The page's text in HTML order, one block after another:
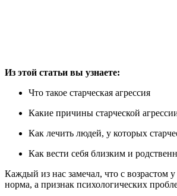
Из этой статьи вы узнаете:
Что такое старческая агрессия
Какие причины старческой
Как лечить людей, у которых
Как вести себя близким и
Каждый из нас замечал, что с возрастом
норма, а признак психологических